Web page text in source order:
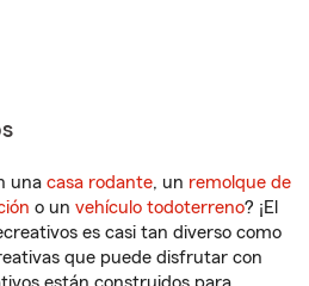
una casa rodante, un remolque de
o un vehículo todoterreno? ¡El
es casi tan diverso como
que puede disfrutar con